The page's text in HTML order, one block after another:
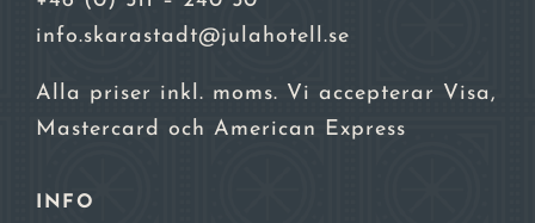
info.skarastadt@julahotell.se
Alla priser inkl. moms. Vi accepterar Visa,
Mastercard och American Express
INFO